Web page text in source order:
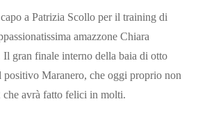
a Patrizia Scollo per il training di
amazzone Chiara
Il gran finale interno della baia di otto
Maranero, che oggi proprio non
che avrà fatto felici in molti.